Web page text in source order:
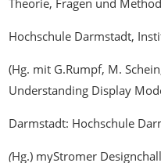
Theorie, Fragen und
Hochschule Darmstadt,
(Hg. mit G.Rumpf, M.
Understanding Display
Darmstadt: Hochschule
(Hg.) myStromer